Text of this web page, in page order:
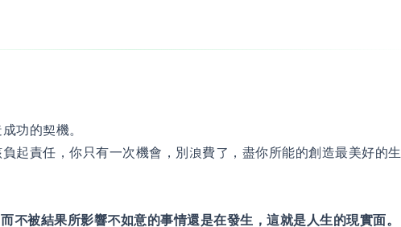
功的契機。
起責任，你只有一次機會，別浪費了，盡你所能的創造最美好的生
不被結果所影響不如意的事情還是在發生，這就是人生的現實面。